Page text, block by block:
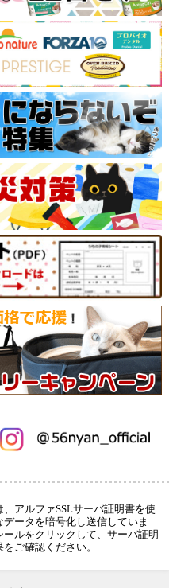
、アルファSSLサーバ証明書を使
データを暗号化し送信していま
ールをクリックして、サーバ証明
ご確認ください。